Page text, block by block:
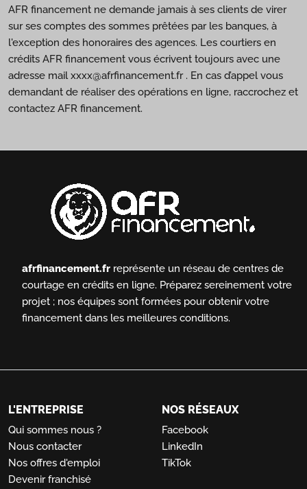
AFR financement ne demande jamais à ses clients de virer
sur ses comptes des sommes prêtées par les banques, à
l'exception des honoraires des agences. Les courtiers en
crédits AFR financement vous écrivent toujours avec une
adresse mail xxxx@afrfinancement.fr . En cas d’appel vous
demandant de réaliser des opérations en ligne, raccrochez et
contactez AFR financement.
afrfinancement.fr représente un réseau de centres de
courtage en crédits en ligne. Préparez sereinement votre
projet ; nos équipes sont formées pour obtenir votre
financement dans les meilleures conditions.
L'ENTREPRISE
Qui sommes nous ?
Nous contacter
Nos offres d'emploi
Devenir franchisé
NOS RÉSEAUX
Facebook
LinkedIn
TikTok